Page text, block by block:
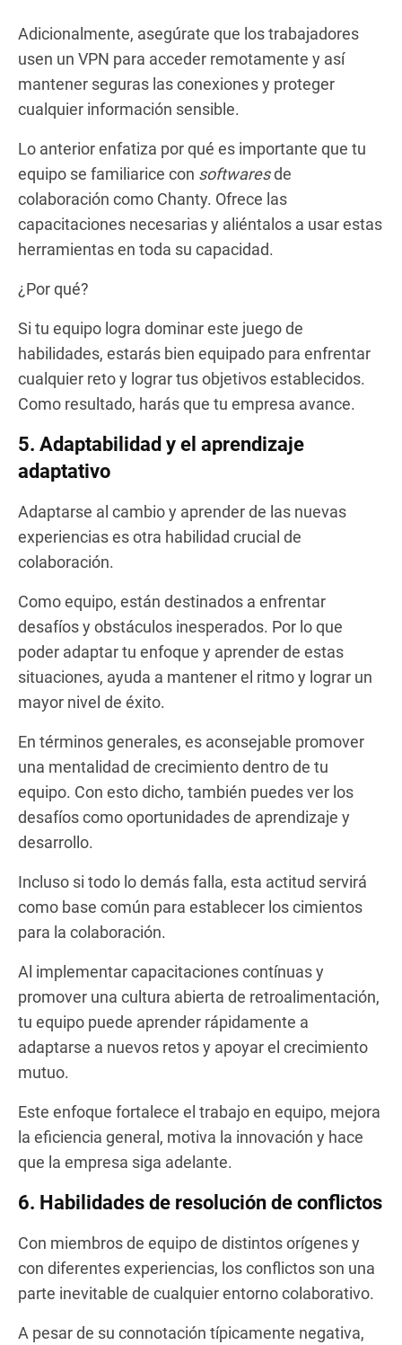
Adicionalmente, asegúrate que los trabajadores
usen un VPN para acceder remotamente y así
mantener seguras las conexiones y proteger
cualquier información sensible.
Lo anterior enfatiza por qué es importante que tu
equipo se familiarice con softwaresde
colaboración como Chanty. Ofrece las
capacitaciones necesarias y aliéntalos a usar estas
herramientas en toda su capacidad.
¿Por qué?
Si tu equipo logra dominar este juego de
habilidades, estarás bien equipado para enfrentar
cualquier reto y lograr tus objetivos establecidos.
Como resultado, harás que tu empresa avance.
5. Adaptabilidad y el aprendizaje
adaptativo
Adaptarse al cambio y aprender de las nuevas
experiencias es otra habilidad crucial de
colaboración.
Como equipo, están destinados a enfrentar
desafíos y obstáculos inesperados. Por lo que
poder adaptar tu enfoque y aprender de estas
situaciones, ayuda a mantener el ritmo y lograr un
mayor nivel de éxito.
En términos generales, es aconsejable promover
una mentalidad de crecimiento dentro de tu
equipo. Con esto dicho, también puedes ver los
desafíos como oportunidades de aprendizaje y
desarrollo.
Incluso si todo lo demás falla, esta actitud servirá
como base común para establecer los cimientos
para la colaboración.
Al implementar capacitaciones contínuas y
promover una cultura abierta de retroalimentación,
tu equipo puede aprender rápidamente a
adaptarse a nuevos retos y apoyar el crecimiento
mutuo.
Este enfoque fortalece el trabajo en equipo, mejora
la eficiencia general, motiva la innovación y hace
que la empresa siga adelante.
6. Habilidades de resolución de conflictos
Con miembros de equipo de distintos orígenes y
con diferentes experiencias, los conflictos son una
parte inevitable de cualquier entorno colaborativo.
A pesar de su connotación típicamente negativa,